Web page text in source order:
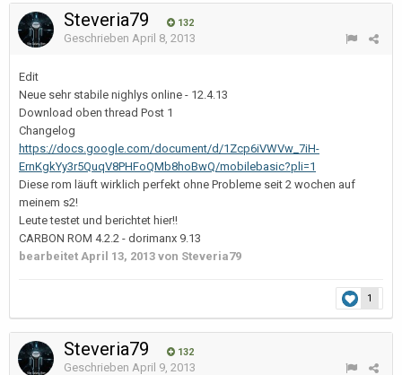
Steveria79 132
Geschrieben April 8, 2013
Edit
Neue sehr stabile nighlys online - 12.4.13
Download oben thread Post 1
Changelog
https://docs.google.com/document/d/1Zcp6iVWVw_7iH-
ErnKgkYy3r5QuqV8PHFoQMb8hoBwQ/mobilebasic?pli=1
Diese rom läuft wirklich perfekt ohne Probleme seit 2 wochen auf
meinem s2!
Leute testet und berichtet hier!!
CARBON ROM 4.2.2 - dorimanx 9.13
bearbeitet April 13, 2013 von Steveria79
1
Steveria79 132
Geschrieben April 9, 2013